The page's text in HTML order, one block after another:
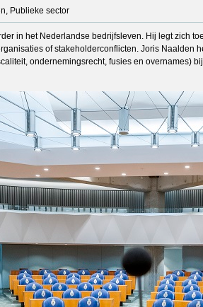
Publieke sector
in het Nederlandse bedrijfsleven. Hij legt zich
of stakeholderconflicten. Joris Naalden
ondernemingsrecht, fusies en overnames)